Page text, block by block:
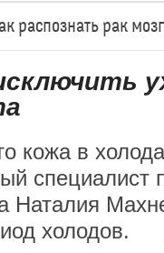
распознать рак
кожа в
специалист
Наталия
холодов.